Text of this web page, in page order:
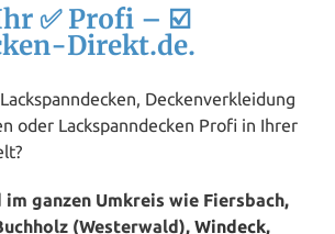
✅ Profi – ☑️
Direkt.de.
Deckenverkleidung
oder Lackspanndecken Profi in Ihrer
im ganzen Umkreis wie Fiersbach,
(Westerwald), Windeck,